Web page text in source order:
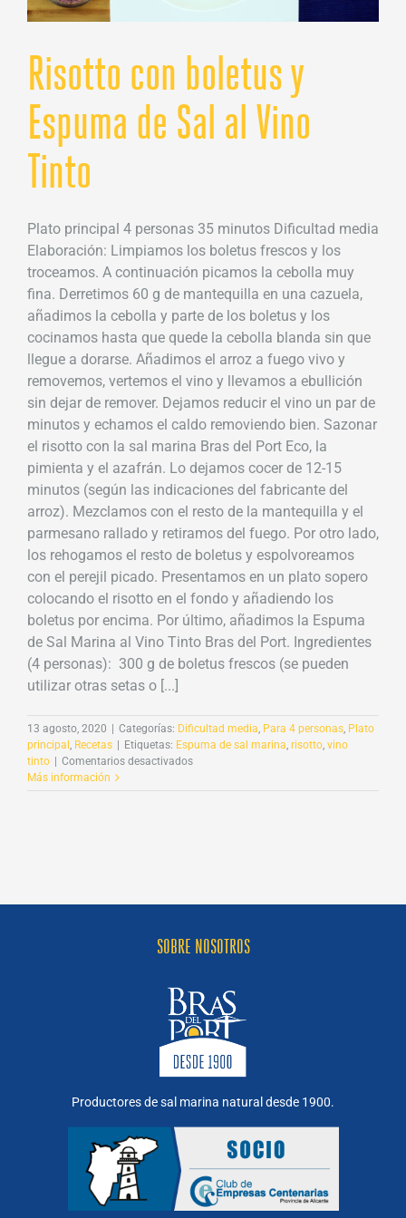
Risotto con boletus y
Espuma de Sal al Vino
Tinto
Plato principal 4 personas 35 minutos Dificultad media
Elaboración: Limpiamos los boletus frescos y los
troceamos. A continuación picamos la cebolla muy
fina. Derretimos 60 g de mantequilla en una cazuela,
añadimos la cebolla y parte de los boletus y los
cocinamos hasta que quede la cebolla blanda sin que
llegue a dorarse. Añadimos el arroz a fuego vivo y
removemos, vertemos el vino y llevamos a ebullición
sin dejar de remover. Dejamos reducir el vino un par de
minutos y echamos el caldo removiendo bien. Sazonar
el risotto con la sal marina Bras del Port Eco, la
pimienta y el azafrán. Lo dejamos cocer de 12-15
minutos (según las indicaciones del fabricante del
arroz). Mezclamos con el resto de la mantequilla y el
parmesano rallado y retiramos del fuego. Por otro lado,
los rehogamos el resto de boletus y espolvoreamos
con el perejil picado. Presentamos en un plato sopero
colocando el risotto en el fondo y añadiendo los
boletus por encima. Por último, añadimos la Espuma
de Sal Marina al Vino Tinto Bras del Port. Ingredientes
(4 personas): 300 g de boletus frescos (se pueden
utilizar otras setas o [...]
13 agosto, 2020 | Categorías: Dificultad media Para 4 personas Plato
principal Recetas | Etiquetas: Espuma de sal marina risotto vino
tinto | Comentarios desactivadosen
Vino
Más información
SOBRE NOSOTROS
Productores de sal marina natural desde 1900.